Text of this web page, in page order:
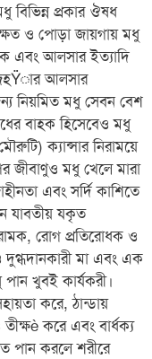
বিভিন্ন প্রকার ঔষধ
ও পোড়া জায়গায় মধু
এবং আলসার ইত্যাদি
আলসার
নিয়মিত মধু সেবন বেশ
বাহক হিসেবেও মধু
ক্যান্সার নিরাময়ে
জীবাণুও মধু খেলে মারা
এবং সর্দি কাশিতে
যাবতীয় যকৃত
রোগ প্রতিরোধক ও
মা এবং এক
খুবই কার্যকরী।
করে, ঠান্ডায়
করে এবং বার্ধক্য
পান করলে শরীরে